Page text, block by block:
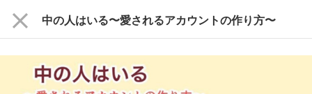
close 中の人はいる〜愛されるアカウントの作り方〜